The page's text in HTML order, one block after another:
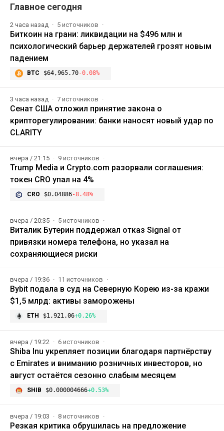
Главное сегодня
2 часа назад 5 источников
Биткоин на грани: ликвидации на $496 млн и
психологический барьер держателей грозят новым
падением
BTC $64,965.70-0.08%
3 часа назад 7 источников
Сенат США отложил принятие закона о
крипторегулировании: банки наносят новый удар по
CLARITY
вчера / 21:15 9 источников
Trump Media и Crypto.com разорвали соглашения:
токен CRO упал на 4%
CRO $0.04886-8.48%
вчера / 20:35 5 источников
Виталик Бутерин поддержал отказ Signal от
привязки номера телефона, но указал на
сохраняющиеся риски
вчера / 19:36 11 источников
Bybit подала в суд на Северную Корею из-за кражи
$1,5 млрд: активы заморожены
ETH $1,921.06+0.26%
вчера / 19:22 6 источников
Shiba Inu укрепляет позиции благодаря партнёрству
с Emirates и вниманию розничных инвесторов, но
август остаётся сезонно слабым месяцем
SHIB $0.000004666+0.53%
вчера / 19:03 8 источников
Резкая критика обрушилась на предложение